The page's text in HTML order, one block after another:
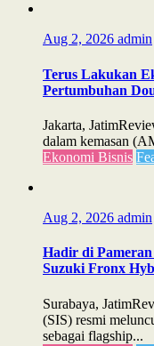
Aug 2, 2026 admin
Terus Lakukan
Pertumbuhan
Jakarta,
dalam kemasan
Ekonomi Bisnis
Aug 2, 2026 admin
Hadir di
Suzuki Fronx
Surabaya,
(SIS) resmi
sebagai flagship...